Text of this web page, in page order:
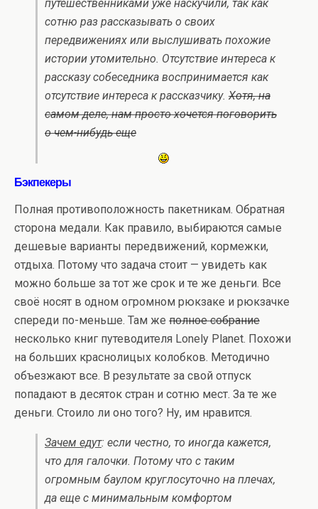
путешественниками уже наскучили, так как
сотню раз рассказывать о своих
передвижениях или выслушивать похожие
истории утомительно. Отсутствие интереса к
рассказу собеседника воспринимается как
отсутствие интереса к рассказчику. Хотя, на
самом деле, нам просто хочется поговорить
о чем-нибудь еще
Бэкпекеры
Полная противоположность пакетникам. Обратная
сторона медали. Как правило, выбираются самые
дешевые варианты передвижений, кормежки,
отдыха. Потому что задача стоит — увидеть как
можно больше за тот же срок и те же деньги. Все
своё носят в одном огромном рюкзаке и рюкзачке
спереди по-меньше. Там же полное собрание
несколько книг путеводителя Lonely Planet. Похожи
на больших краснолицых колобков. Методично
объезжают все. В результате за свой отпуск
попадают в десяток стран и сотню мест. За те же
деньги. Стоило ли оно того? Ну, им нравится.
Зачем едут: если честно, то иногда кажется,
что для галочки. Потому что с таким
огромным баулом круглосуточно на плечах,
да еще с минимальным комфортом